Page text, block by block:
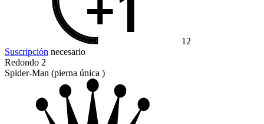
12
Suscripción necesario
Redondo 2
Spider-Man (pierna única )